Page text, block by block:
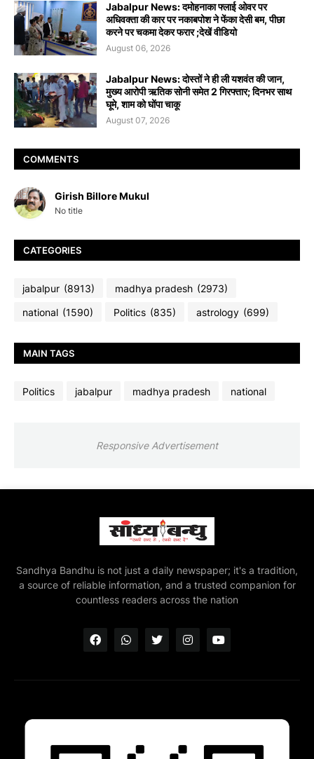
Jabalpur News: दमोहनाका फ्लाई ओवर पर
अधिवक्ता की कार पर नकाबपोश ने फेंका देसी बम, पीछा
करने पर चकमा देकर फरार ;देखें वीडियो
August 06, 2026
Jabalpur News: दोस्तों ने ही ली यशवंत की जान,
मुख्य आरोपी ऋतिक सोनी समेत 2 गिरफ्तार; दिनभर साथ
घूमे, शाम को घोंपा चाकू
August 07, 2026
COMMENTS
Girish Billore Mukul
No title
CATEGORIES
jabalpur (8913) madhya pradesh (2973)
national (1590) Politics (835) astrology (699)
MAIN TAGS
Politics jabalpur madhya pradesh national
Responsive Advertisement
Sandhya Bandhu is not just a daily newspaper; it's a tradition,
a source of reliable information, and a trusted companion for
countless readers across the nation